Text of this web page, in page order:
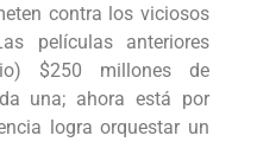
contra los viciosos
películas anteriores
$250 millones de
una; ahora está por
logra orquestar un